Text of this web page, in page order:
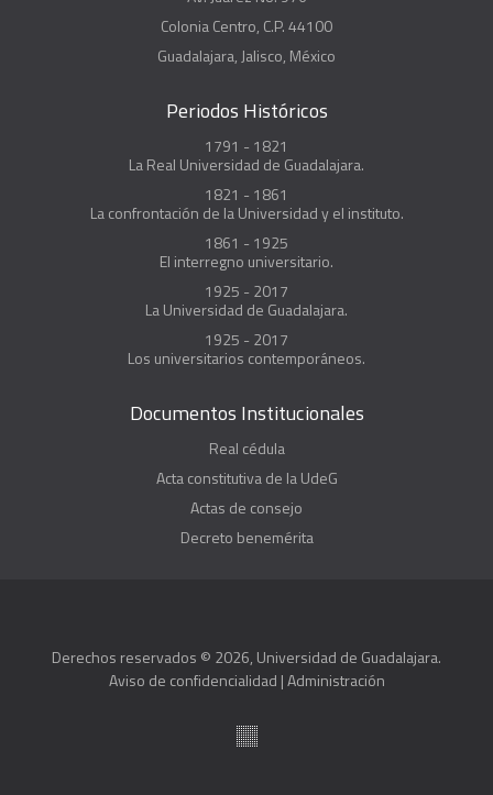
Colonia Centro, C.P. 44100
Guadalajara, Jalisco, México
Periodos Históricos
1791 - 1821
La Real Universidad de Guadalajara.
1821 - 1861
La confrontación de la Universidad y el instituto.
1861 - 1925
El interregno universitario.
1925 - 2017
La Universidad de Guadalajara.
1925 - 2017
Los universitarios contemporáneos.
Documentos Institucionales
Real cédula
Acta constitutiva de la UdeG
Actas de consejo
Decreto benemérita
Derechos reservados © 2026, Universidad de Guadalajara.
Aviso de confidencialidad |Administración